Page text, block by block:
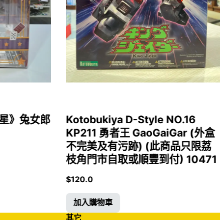
》兔女郎
Kotobukiya D-Style NO.16
KP211 勇者王 GaoGaiGar (外盒
不完美及有污跡) (此商品只限荔
枝角門市自取或順豐到付) 10471
$120.0
加入購物車
其它